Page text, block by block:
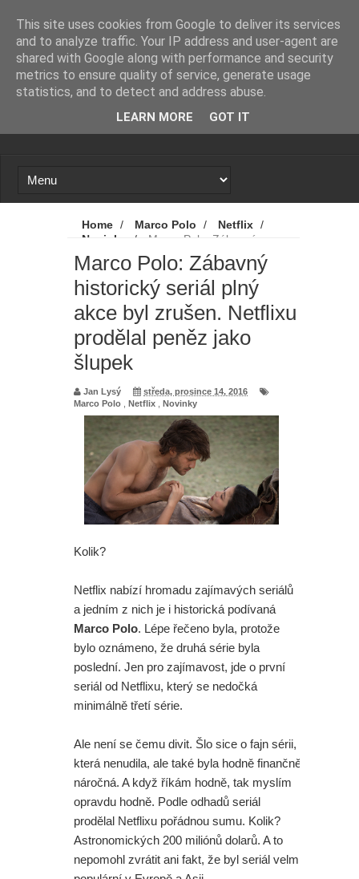
Loading...
Home / Marco Polo / Netflix /
Novinky
/
Marco Polo: Zábavný
historický seriál plný akce byl zrušen.
Netflixu prodělal peněz jako šlupek
Marco Polo: Zábavný
historický seriál plný
akce byl zrušen. Netflixu
prodělal peněz jako
šlupek
Jan Lysý
středa, prosince 14, 2016
Marco Polo
Netflix Novinky
Kolik?
Netflix nabízí hromadu zajímavých seriálů
a jedním z nich je i historická podívaná
Marco Polo. Lépe řečeno byla, protože
bylo oznámeno, že druhá série byla
poslední. Jen pro zajímavost, jde o první
seriál od Netflixu, který se nedočká
minimálně třetí série.
Ale není se čemu divit. Šlo sice o fajn sérii,
která nenudila, ale také byla hodně finančně
náročná. A když říkám hodně, tak myslím
opravdu hodně. Podle odhadů seriál
prodělal Netflixu pořádnou sumu. Kolik?
Astronomických 200 miliónů dolarů. A to
nepomohl zvrátit ani fakt, že byl seriál velmi
This site uses cookies from Google to deliver its services
and to analyze traffic. Your IP address and user-agent are
shared with Google along with performance and security
metrics to ensure quality of service, generate usage
statistics, and to detect and address abuse.
LEARN MORE GOT IT